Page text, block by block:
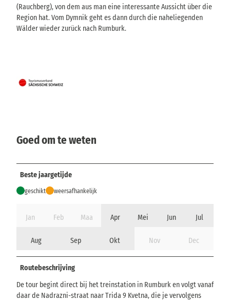
(Rauchberg), von dem aus man eine interessante Aussicht über die
Region hat. Vom Dymnik geht es dann durch die naheliegenden
Wälder wieder zurück nach Rumburk.
Goed om te weten
Beste jaargetijde
geschikt weersafhankelijk
Jan Feb Maa Apr Mei Jun Jul
Aug Sep Okt Nov Dec
Routebeschrijving
De tour begint direct bij het treinstation in Rumburk en volgt vanaf
daar de Nadrazni-straat naar Trida 9 Kvetna, die je vervolgens